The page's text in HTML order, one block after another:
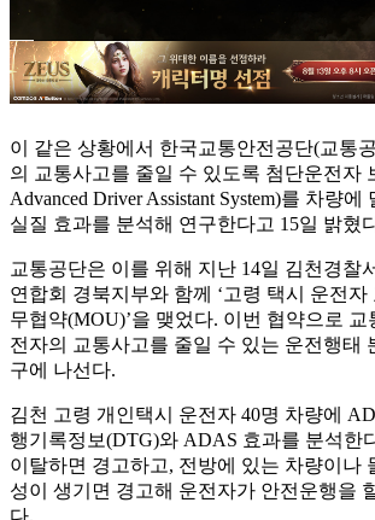
이 같은 상황에서 한국교통안전공단(교통
의 교통사고를 줄일 수 있도록 첨단운전자
Advanced Driver Assistant System)를 차량에
실질 효과를 분석해 연구한다고 15일 밝혔
교통공단은 이를 위해 지난 14일 김천경찰
연합회 경북지부와 함께 ‘고령 택시 운전자
무협약(MOU)’을 맺었다. 이번 협약으로
전자의 교통사고를 줄일 수 있는 운전행태
구에 나선다.
김천 고령 개인택시 운전자 40명 차량에
행기록정보(DTG)와 ADAS 효과를 분석한
이탈하면 경고하고, 전방에 있는 차량이나
성이 생기면 경고해 운전자가 안전운행을